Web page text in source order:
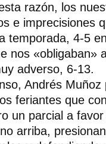
razón, los
e imprecisiones
temporada, 4-5
nos «obligaban»
adverso, 6-13.
Andrés
feriantes que
un parcial a
arriba,